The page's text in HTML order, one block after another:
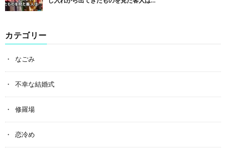
カテゴリー
なごみ
不幸な結婚式
修羅場
恋冷め